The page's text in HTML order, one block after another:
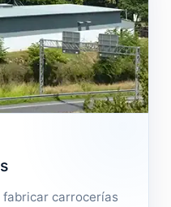
carrocerías